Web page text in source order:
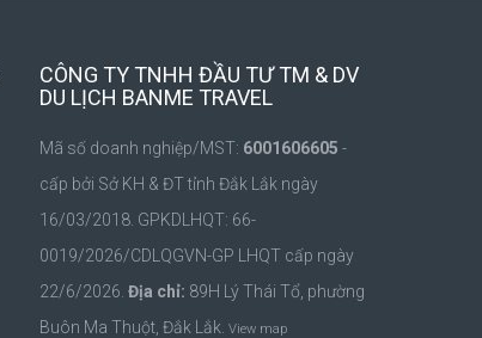
CÔNG TY TNHH ĐẦU TƯ TM & DV
DU LỊCH BANME TRAVEL
Mã số doanh nghiệp/MST: 6001606605 -
cấp bởi Sở KH & ĐT tỉnh Đắk Lắk ngày
16/03/2018. GPKDLHQT: 66-
0019/2026/CDLQGVN-GP LHQT cấp ngày
22/6/2026. Địa chỉ: 89H Lý Thái Tổ, phường
Buôn Ma Thuột, Đắk Lắk. View map